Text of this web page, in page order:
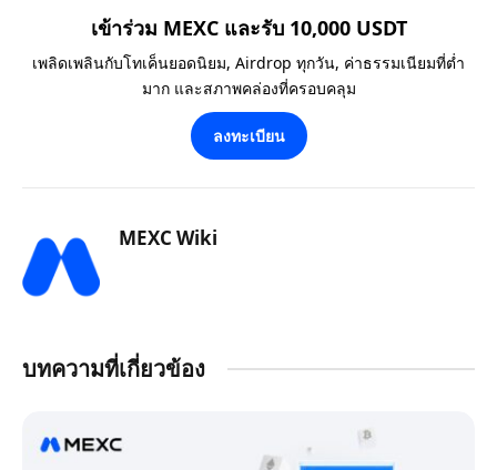
เข้าร่วม MEXC และรับ 10,000 USDT
เพลิดเพลินกับโทเค็นยอดนิยม, Airdrop ทุกวัน, ค่าธรรมเนียมที่ต่ำ
มาก และสภาพคล่องที่ครอบคลุม
ลงทะเบียน
MEXC Wiki
บทความที่เกี่ยวข้อง